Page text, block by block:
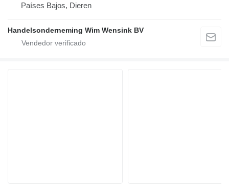
Países Bajos, Dieren
Handelsonderneming Wim Wensink BV